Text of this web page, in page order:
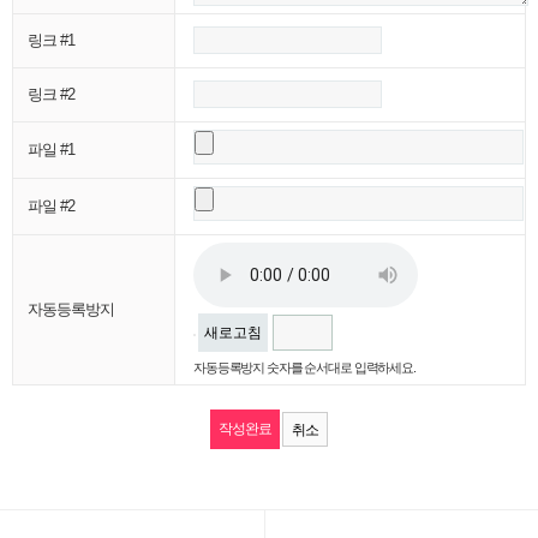
링크 #1
링크 #2
파일 #1
파일 #2
자동등록방지
새로고침
자동등록방지 숫자를 순서대로 입력하세요.
취소